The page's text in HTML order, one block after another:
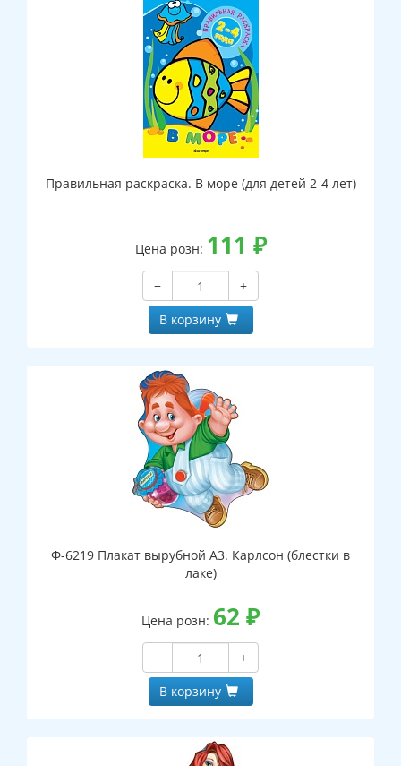
Правильная раскраска. В море (для детей 2-4 лет)
Цена розн: 111 ₽
−
+
В корзину
Ф-6219 Плакат вырубной А3. Карлсон (блестки в
лаке)
Цена розн: 62 ₽
−
+
В корзину